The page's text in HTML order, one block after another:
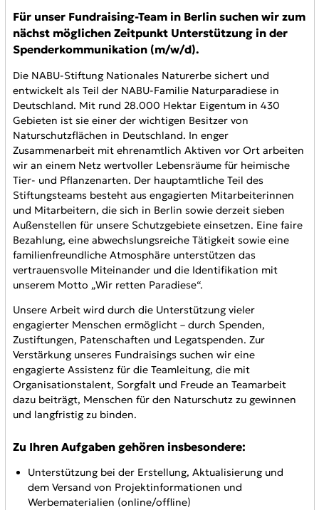
Für unser Fundraising-Team in Berlin suchen wir zum
nächst möglichen Zeitpunkt Unterstützung in der
Spenderkommunikation (m/w/d).
Die NABU-Stiftung Nationales Naturerbe sichert und
entwickelt als Teil der NABU-Familie Naturparadiese in
Deutschland. Mit rund 28.000 Hektar Eigentum in 430
Gebieten ist sie einer der wichtigen Besitzer von
Naturschutzflächen in Deutschland. In enger
Zusammenarbeit mit ehrenamtlich Aktiven vor Ort arbeiten
wir an einem Netz wertvoller Lebensräume für heimische
Tier- und Pflanzenarten. Der hauptamtliche Teil des
Stiftungsteams besteht aus engagierten Mitarbeiterinnen
und Mitarbeitern, die sich in Berlin sowie derzeit sieben
Außenstellen für unsere Schutzgebiete einsetzen. Eine faire
Bezahlung, eine abwechslungsreiche Tätigkeit sowie eine
familienfreundliche Atmosphäre unterstützen das
vertrauensvolle Miteinander und die Identifikation mit
unserem Motto „Wir retten Paradiese“.
Unsere Arbeit wird durch die Unterstützung vieler
engagierter Menschen ermöglicht – durch Spenden,
Zustiftungen, Patenschaften und Legatspenden. Zur
Verstärkung unseres Fundraisings suchen wir eine
engagierte Assistenz für die Teamleitung, die mit
Organisationstalent, Sorgfalt und Freude an Teamarbeit
dazu beiträgt, Menschen für den Naturschutz zu gewinnen
und langfristig zu binden.
Zu Ihren Aufgaben gehören insbesondere:
Unterstützung bei der Erstellung, Aktualisierung und
dem Versand von Projektinformationen und
Werbematerialien (online/offline)